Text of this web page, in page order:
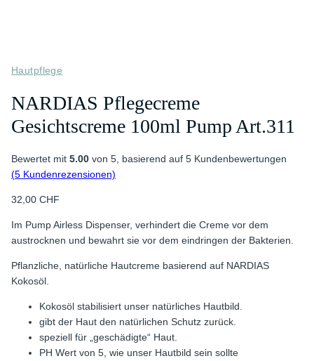
Hautpflege
NARDIAS Pflegecreme
Gesichtscreme 100ml Pump Art.311
Bewertet mit 5.00 von 5, basierend auf 5 Kundenbewertungen
(5 Kundenrezensionen)
32,00 CHF
Im Pump Airless Dispenser, verhindert die Creme vor dem
austrocknen und bewahrt sie vor dem eindringen der Bakterien.
Pflanzliche, natürliche Hautcreme basierend auf NARDIAS
Kokosöl.
Kokosöl stabilisiert unser natürliches Hautbild.
gibt der Haut den natürlichen Schutz zurück.
speziell für „geschädigte“ Haut.
PH Wert von 5, wie unser Hautbild sein sollte